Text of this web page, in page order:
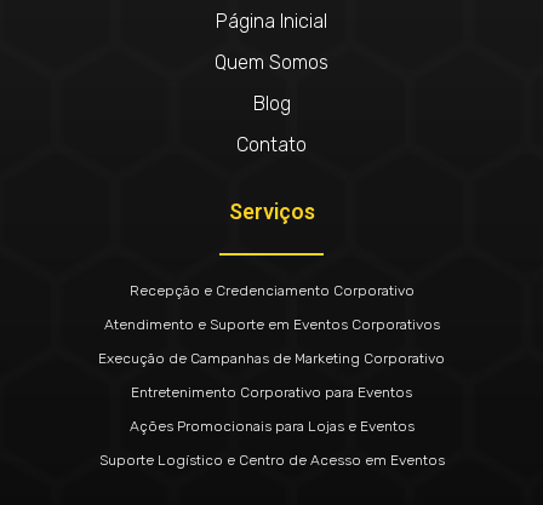
Página Inicial
Quem Somos
Blog
Contato
Serviços
Recepção e Credenciamento Corporativo
Atendimento e Suporte em Eventos Corporativos
Execução de Campanhas de Marketing Corporativo
Entretenimento Corporativo para Eventos
Ações Promocionais para Lojas e Eventos
Suporte Logístico e Centro de Acesso em Eventos